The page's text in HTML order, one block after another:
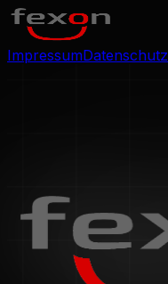
ImpressumDatenschutz